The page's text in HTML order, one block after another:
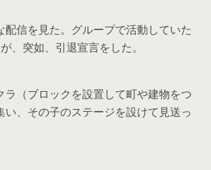
配信を見た。グループで活動していた
、突如、引退宣言をした。
ラ（ブロックを設置して町や建物をつ
い、その子のステージを設けて見送っ